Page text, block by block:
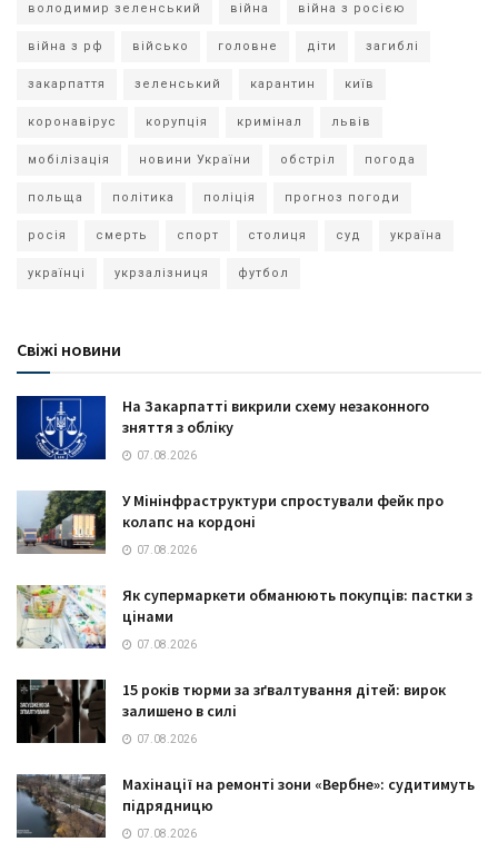
володимир зеленський війна війна з росією
війна з рф військо головне діти загиблі
закарпаття зеленський карантин київ
коронавірус корупція кримінал львів
мобілізація новини України обстріл погода
польща політика поліція прогноз погоди
росія смерть спорт столиця суд україна
українці укрзалізниця футбол
Свіжі новини
На Закарпатті викрили схему незаконного
зняття з обліку
07.08.2026
У Мінінфраструктури спростували фейк про
колапс на кордоні
07.08.2026
Як супермаркети обманюють покупців: пастки з
цінами
07.08.2026
15 років тюрми за зґвалтування дітей: вирок
залишено в силі
07.08.2026
Махінації на ремонті зони «Вербне»: судитимуть
підрядницю
07.08.2026